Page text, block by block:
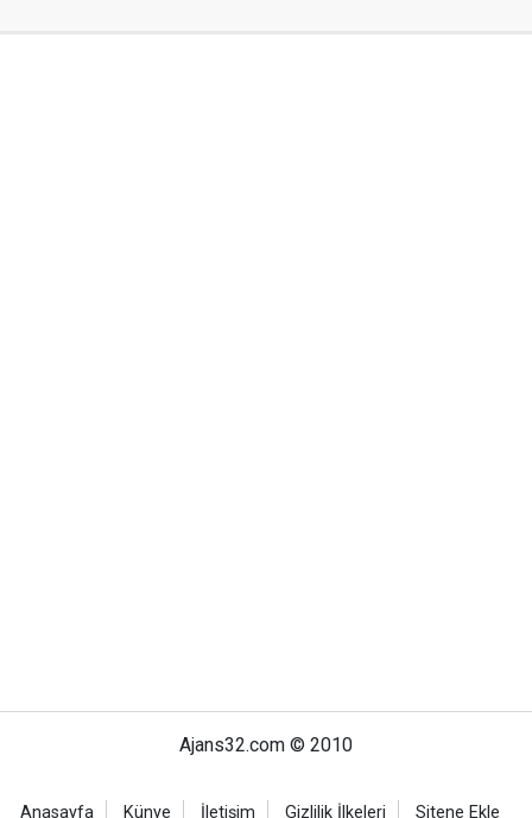
Ajans32.com © 2010
Anasayfa Künye İletişim Gizlilik İlkeleri Sitene Ekle